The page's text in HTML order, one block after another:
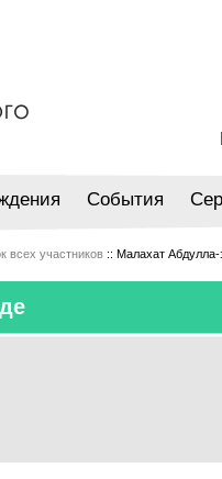
События
всех участников :: Малахат Абдулла-